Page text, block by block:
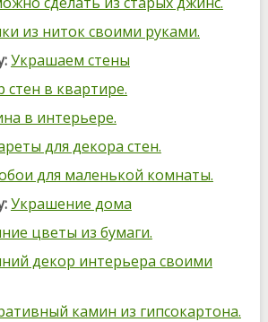
из ниток своими руками.
Украшаем стены
стен в квартире.
в интерьере.
для декора стен.
для маленькой комнаты.
Украшение дома
цветы из бумаги.
декор интерьера своими
камин из гипсокартона.